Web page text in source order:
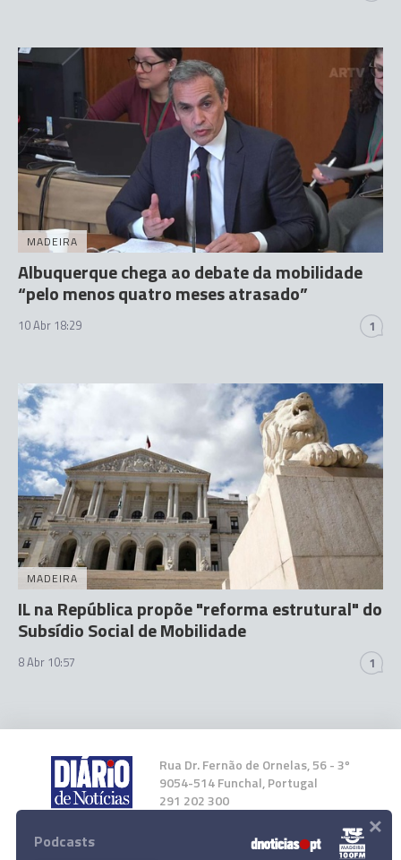
MADEIRA
Albuquerque chega ao debate da mobilidade
“pelo menos quatro meses atrasado”
10 Abr 18:29 1
MADEIRA
IL na República propõe "reforma estrutural" do
Subsídio Social de Mobilidade
8 Abr 10:57 1
Rua Dr. Fernão de Ornelas, 56 - 3º
9054-514 Funchal, Portugal
291 202 300
Instale a nossa App
Podcasts ×